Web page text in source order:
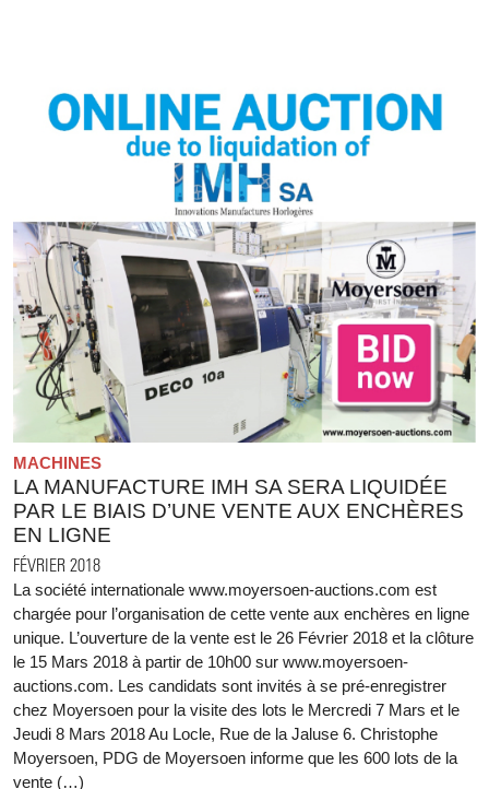
MACHINES
LA MANUFACTURE IMH SA SERA LIQUIDÉE
PAR LE BIAIS D’UNE VENTE AUX ENCHÈRES
EN LIGNE
FÉVRIER 2018
La société internationale www.moyersoen-auctions.com est
chargée pour l’organisation de cette vente aux enchères en ligne
unique. L’ouverture de la vente est le 26 Février 2018 et la clôture
le 15 Mars 2018 à partir de 10h00 sur www.moyersoen-
auctions.com. Les candidats sont invités à se pré-enregistrer
chez Moyersoen pour la visite des lots le Mercredi 7 Mars et le
Jeudi 8 Mars 2018 Au Locle, Rue de la Jaluse 6. Christophe
Moyersoen, PDG de Moyersoen informe que les 600 lots de la
vente (…)